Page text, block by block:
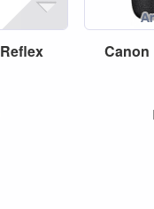
Reflex Canon